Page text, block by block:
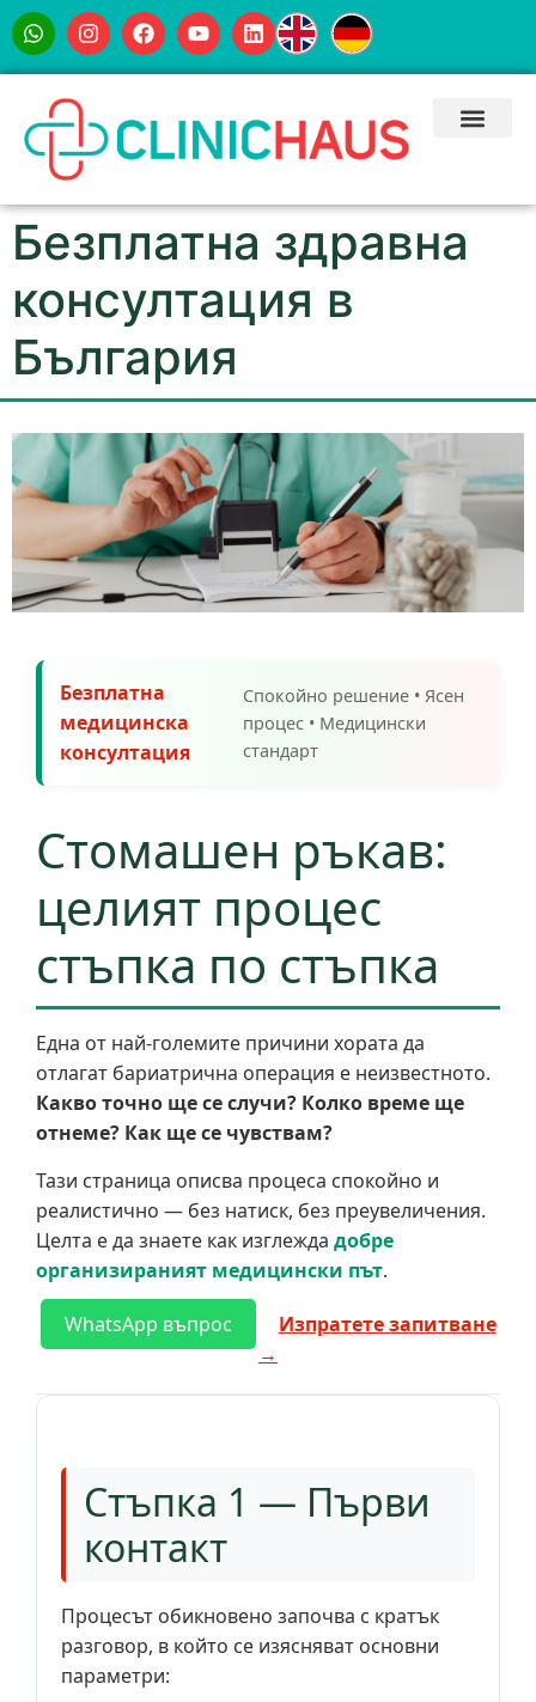
Безплатна здравна
консултация в
България
Безплатна
медицинска
консултация
Спокойно решение • Ясен
процес • Медицински
стандарт
Стомашен ръкав:
целият процес
стъпка по стъпка
Една от най-големите причини хората да
отлагат бариатрична операция е неизвестното.
Какво точно ще се случи? Колко време ще
отнеме? Как ще се чувствам?
Тази страница описва процеса спокойно и
реалистично — без натиск, без преувеличения.
Целта е да знаете как изглежда добре
организираният медицински път.
WhatsApp въпрос
Изпратете запитване
→
Стъпка 1 — Първи
контакт
Процесът обикновено започва с кратък
разговор, в който се изясняват основни
параметри: